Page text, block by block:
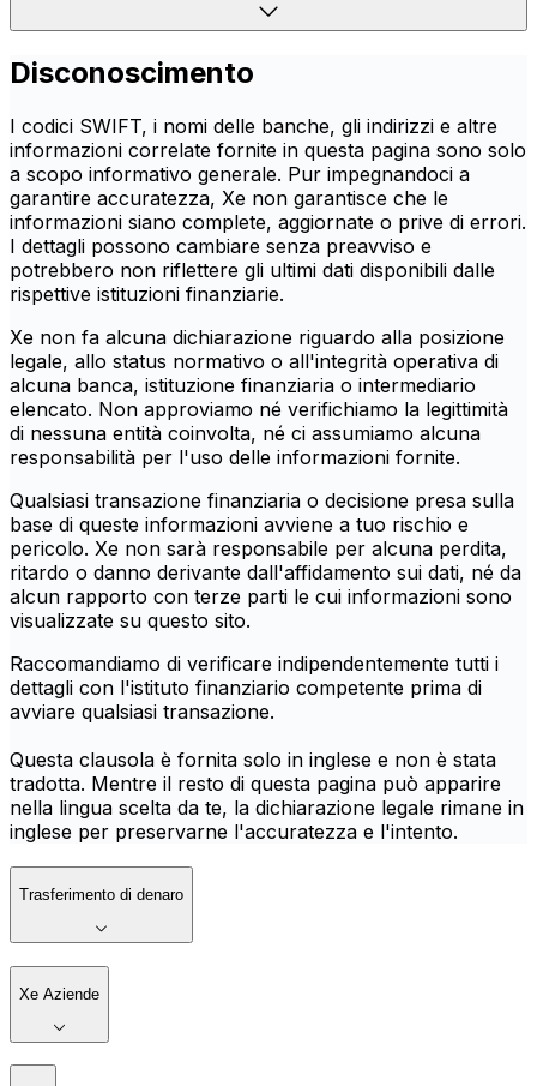
Disconoscimento
I codici SWIFT, i nomi delle banche, gli indirizzi e altre
informazioni correlate fornite in questa pagina sono solo
a scopo informativo generale. Pur impegnandoci a
garantire accuratezza, Xe non garantisce che le
informazioni siano complete, aggiornate o prive di errori.
I dettagli possono cambiare senza preavviso e
potrebbero non riflettere gli ultimi dati disponibili dalle
rispettive istituzioni finanziarie.
Xe non fa alcuna dichiarazione riguardo alla posizione
legale, allo status normativo o all'integrità operativa di
alcuna banca, istituzione finanziaria o intermediario
elencato. Non approviamo né verifichiamo la legittimità
di nessuna entità coinvolta, né ci assumiamo alcuna
responsabilità per l'uso delle informazioni fornite.
Qualsiasi transazione finanziaria o decisione presa sulla
base di queste informazioni avviene a tuo rischio e
pericolo. Xe non sarà responsabile per alcuna perdita,
ritardo o danno derivante dall'affidamento sui dati, né da
alcun rapporto con terze parti le cui informazioni sono
visualizzate su questo sito.
Raccomandiamo di verificare indipendentemente tutti i
dettagli con l'istituto finanziario competente prima di
avviare qualsiasi transazione.
Questa clausola è fornita solo in inglese e non è stata
tradotta. Mentre il resto di questa pagina può apparire
nella lingua scelta da te, la dichiarazione legale rimane in
inglese per preservarne l'accuratezza e l'intento.
Trasferimento di denaro
Xe Aziende